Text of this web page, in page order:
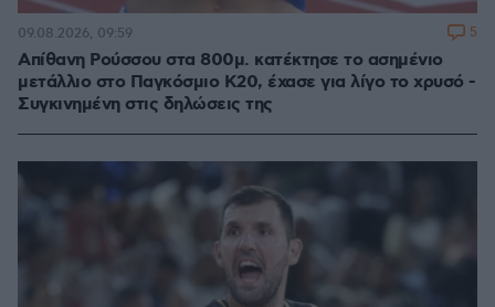
Απίθανη Ρούσσου στα 800μ. κατέκτησε το ασημένιο
μετάλλιο στο Παγκόσμιο Κ20, έχασε για λίγο το χρυσό -
Συγκινημένη στις δηλώσεις της
09.08.2026, 09:59 5